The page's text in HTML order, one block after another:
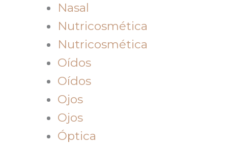
Nasal
Nutricosmética
Nutricosmética
Oídos
Oídos
Ojos
Ojos
Óptica